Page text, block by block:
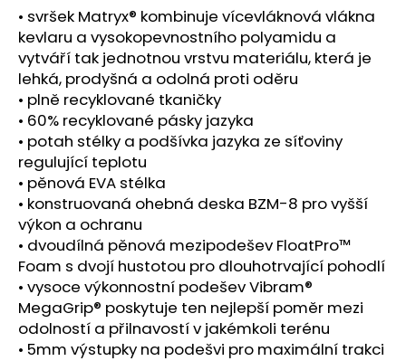
• svršek Matryx® kombinuje vícevláknová vlákna
kevlaru a vysokopevnostního polyamidu a
vytváří tak jednotnou vrstvu materiálu, která je
lehká, prodyšná a odolná proti oděru
• plně recyklované tkaničky
• 60% recyklované pásky jazyka
• potah stélky a podšívka jazyka ze síťoviny
regulující teplotu
• pěnová EVA stélka
• konstruovaná ohebná deska BZM-8 pro vyšší
výkon a ochranu
• dvoudílná pěnová mezipodešev FloatPro™
Foam s dvojí hustotou pro dlouhotrvající pohodlí
• vysoce výkonnostní podešev Vibram®
MegaGrip® poskytuje ten nejlepší poměr mezi
odolností a přilnavostí v jakémkoli terénu
• 5mm výstupky na podešvi pro maximální trakci
m
e
BOTY
CRAFT
PURE
TRAIL
PRO
ČERVENÁ
290
Kč